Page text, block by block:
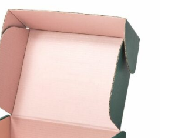
AU PANIER